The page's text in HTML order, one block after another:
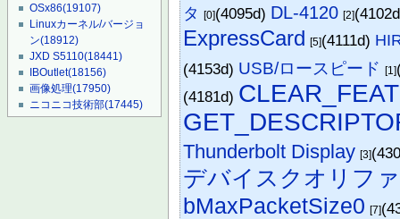
OSx86(19107)
Linuxカーネル/バージョ
ン(18912)
JXD S5110(18441)
IBOutlet(18156)
画像処理(17950)
ニコニコ技術部(17445)
タ [0](4095d) DL-4120 [2]
ExpressCard [5](4111d)
(4153d) USB/ロースピード [1]
(4181d)
Thunderbolt Display [3]
デバイスクオリフ
bMaxPacketSize0 [7]